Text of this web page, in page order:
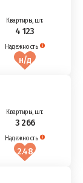
4 123
н/д
3 266
2.48